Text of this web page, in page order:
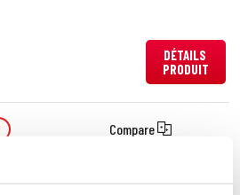
DÉTAILS
PRODUIT
Compare
S2 titane